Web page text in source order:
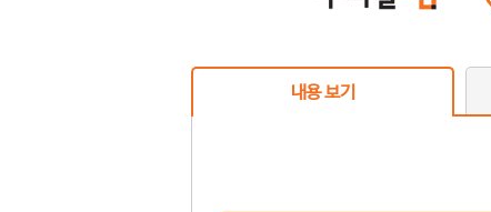
내용 보기